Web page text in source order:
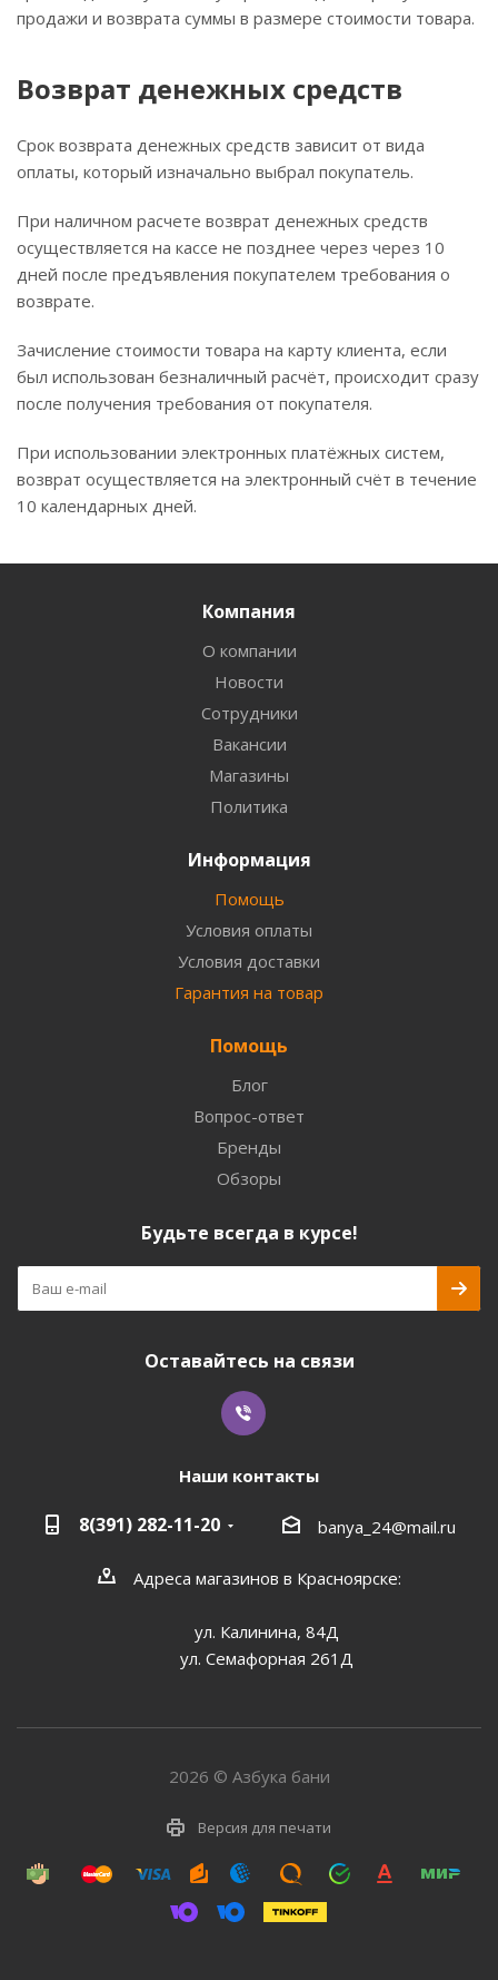
продажи и возврата суммы в размере стоимости товара.
Возврат денежных средств
Срок возврата денежных средств зависит от вида
оплаты, который изначально выбрал покупатель.
При наличном расчете возврат денежных средств
осуществляется на кассе не позднее через через 10
дней после предъявления покупателем требования о
возврате.
Зачисление стоимости товара на карту клиента, если
был использован безналичный расчёт, происходит сразу
после получения требования от покупателя.
При использовании электронных платёжных систем,
возврат осуществляется на электронный счёт в течение
10 календарных дней.
Компания
О компании
Новости
Сотрудники
Вакансии
Магазины
Политика
Информация
Помощь
Условия оплаты
Условия доставки
Гарантия на товар
Помощь
Блог
Вопрос-ответ
Бренды
Обзоры
Будьте всегда в курсе!
Оставайтесь на связи
Наши контакты
8(391) 282-11-20 banya_24@mail.ru
Адреса магазинов в Красноярске:
ул. Калинина, 84Д
ул. Семафорная 261Д
2026 © Азбука бани
Версия для печати